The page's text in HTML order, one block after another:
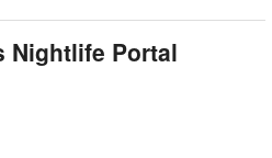
Nightlife Portal